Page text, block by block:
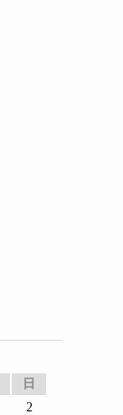
日
2